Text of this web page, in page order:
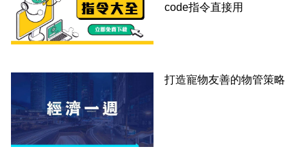
code指令直接用
打造寵物友善的物管策略